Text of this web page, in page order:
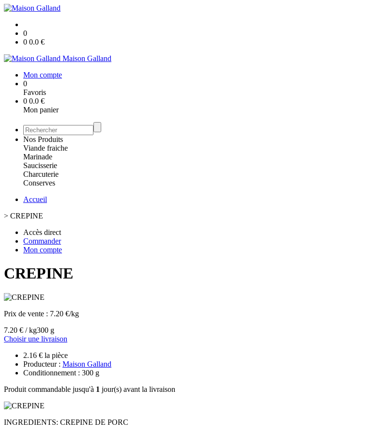
0
0 0.0 €
Maison Galland
Mon compte
0
Favoris
0 0.0 €
Mon panier
Nos Produits
Viande fraiche
Marinade
Saucisserie
Charcuterie
Conserves
Accueil
> CREPINE
Accès direct
Commander
Mon compte
CREPINE
Prix de vente : 7.20 €/kg
7.20 € / kg300 g
Choisir une livraison
2.16 € la pièce
Producteur : Maison Galland
Conditionnement : 300 g
Produit commandable jusqu'à 1 jour(s) avant la livraison
INGREDIENTS: CREPINE DE PORC